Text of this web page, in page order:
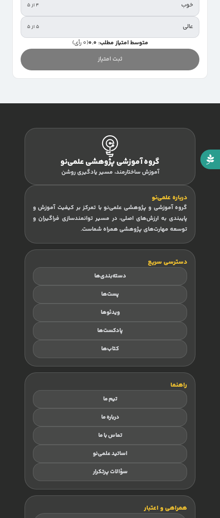
خوب ۴ از ۵
عالی ۵ از ۵
متوسط امتیاز مطلب: 0.0
(0 رأی)
ثبت امتیاز
گروه آموزشی پژوهشی علمی‌نو
آموزش ساختارمند، مسیر یادگیری روشن
درباره علمی‌نو
گروه آموزشی و پژوهشی علمی‌نو با تمرکز بر کیفیت آموزش و
پایبندی به ارزش‌های اصلی، در مسیر توانمندسازی فراگیران و
توسعه مهارت‌های پژوهشی همراه شماست.
دسترسی سریع
دسته‌بندی‌ها
پست‌ها
ویدئوها
پادکست‌ها
کتاب‌ها
راهنما
تیم ما
درباره ما
تماس با ما
اساتید علمی‌نو
سؤالات پرتکرار
همراهی و اعتبار